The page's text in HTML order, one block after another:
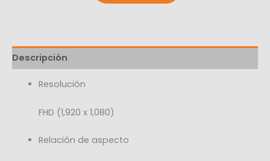
Descripción
Resolución
FHD (1,920 x 1,080)
Relación de aspecto